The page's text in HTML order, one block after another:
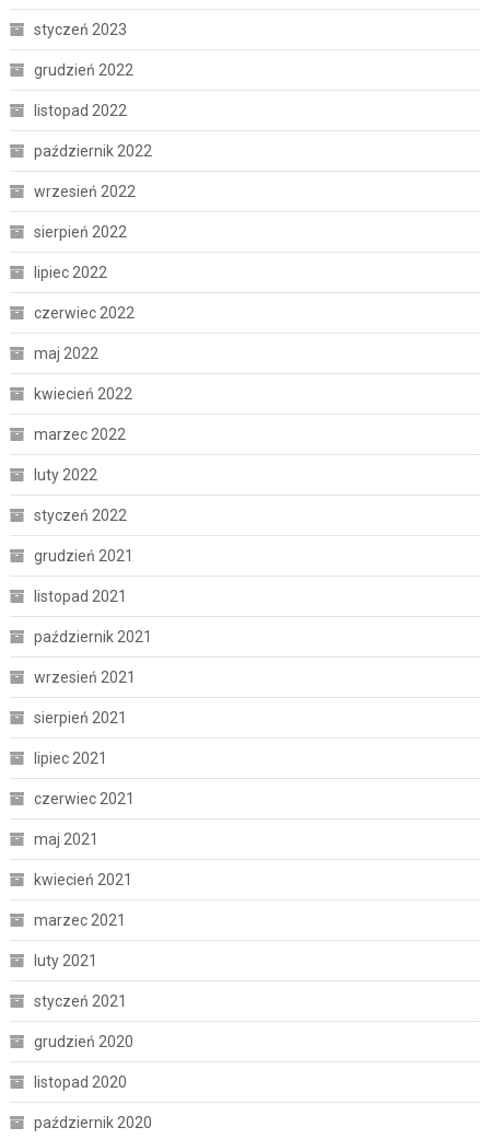
styczeń 2023
grudzień 2022
listopad 2022
październik 2022
wrzesień 2022
sierpień 2022
lipiec 2022
czerwiec 2022
maj 2022
kwiecień 2022
marzec 2022
luty 2022
styczeń 2022
grudzień 2021
listopad 2021
październik 2021
wrzesień 2021
sierpień 2021
lipiec 2021
czerwiec 2021
maj 2021
kwiecień 2021
marzec 2021
luty 2021
styczeń 2021
grudzień 2020
listopad 2020
październik 2020